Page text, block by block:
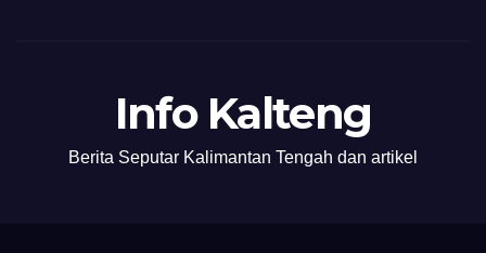
Info Kalteng
Berita Seputar Kalimantan Tengah dan artikel